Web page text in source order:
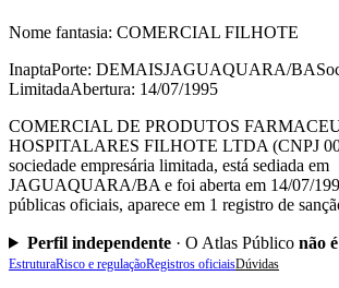
Nome fantasia: COMERCIAL FILHOTE
InaptaPorte: DEMAISJAGUAQUARA/BA
LimitadaAbertura: 14/07/1995
COMERCIAL DE PRODUTOS
HOSPITALARES FILHOTE LTDA (CNPJ
sociedade empresária limitada, está sediada em
JAGUAQUARA/BA e foi aberta em 14/07/
públicas oficiais, aparece em 1 registro de
Perfil independente· O Atlas Público não é
EstruturaRisco e regulaçãoRegistros oficiaisDúvidas